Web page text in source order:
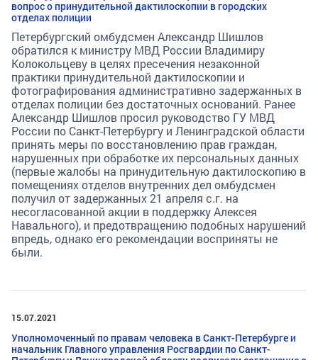
вопрос о принудительной дактилоскопии в городских
отделах полиции
Петербургский омбудсмен Александр Шишлов
обратился к министру МВД России Владимиру
Колокольцеву в целях пресечения незаконной
практики принудительной дактилоскопии и
фотографирования административно задержанных в
отделах полиции без достаточных оснований. Ранее
Александр Шишлов просил руководство ГУ МВД
России по Санкт-Петербургу и Ленинградской области
принять меры по восстановлению прав граждан,
нарушенных при обработке их персональных данных
(первые жалобы на принудительную дактилоскопию в
помещениях отделов внутренних дел омбудсмен
получил от задержанных 21 апреля с.г. на
несогласованной акции в поддержку Алексея
Навального), и предотвращению подобных нарушений
впредь, однако его рекомендации восприняты не
были.
15.07.2021
Уполномоченный по правам человека в Санкт-Петербурге и
начальник Главного управления Росгвардии по Санкт-